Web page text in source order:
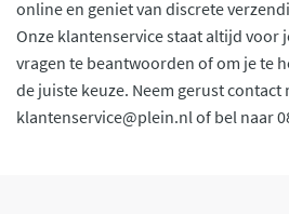
online en geniet van discrete
Onze klantenservice staat altijd voor
vragen te beantwoorden of om je te
de juiste keuze. Neem gerust contact
klantenservice@plein.nl of bel naar